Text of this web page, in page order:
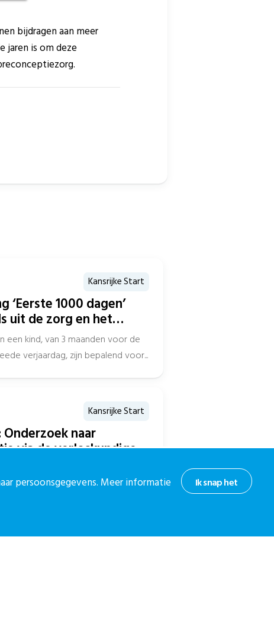
bijdragen aan meer
jaren is om deze
Kansrijke Start
‘Eerste 1000 dagen’
uit de zorg en het
een kind, van 3 maanden voor de
verjaardag, zijn bepalend voor...
Kansrijke Start
Onderzoek naar
via de verloskundige
In Den Haag halen nog te...
Ik snap het
persoonsgegevens. Meer informatie